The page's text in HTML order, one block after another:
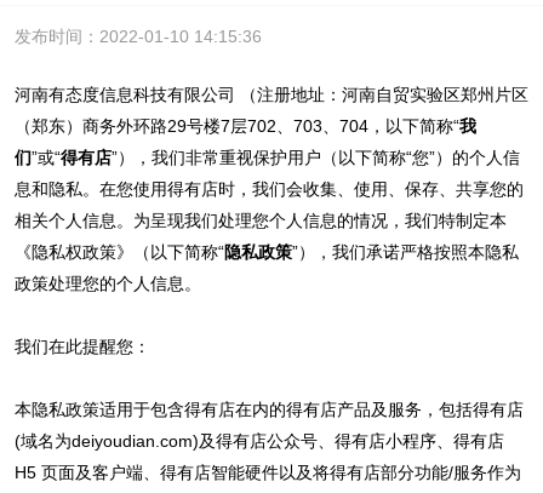
发布时间：2022-01-10 14:15:36
河南有态度信息科技有限公司 （注册地址：河南自贸实验区郑州片区
（郑东）商务外环路29号楼7层702、703、704，以下简称“我
们”或“得有店”），我们非常重视保护用户（以下简称“您”）的个人信
息和隐私。在您使用得有店时，我们会收集、使用、保存、共享您的
相关个人信息。为呈现我们处理您个人信息的情况，我们特制定本
《隐私权政策》（以下简称“隐私政策”），我们承诺严格按照本隐私
政策处理您的个人信息。
我们在此提醒您：
本隐私政策适用于包含得有店在内的得有店产品及服务，包括得有店
(域名为deiyoudian.com)及得有店公众号、得有店小程序、得有店
H5 页面及客户端、得有店智能硬件以及将得有店部分功能/服务作为